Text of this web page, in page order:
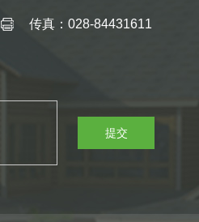
传真：028-84431611
提交